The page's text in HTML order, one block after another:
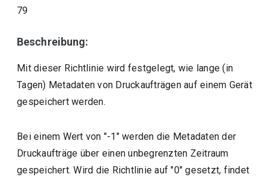
79
Beschreibung:
Mit dieser Richtlinie wird festgelegt, wie lange (in
Tagen) Metadaten von Druckaufträgen auf einem Gerät
gespeichert werden.
Bei einem Wert von "-1" werden die Metadaten der
Druckaufträge über einen unbegrenzten Zeitraum
gespeichert. Wird die Richtlinie auf "0" gesetzt, findet